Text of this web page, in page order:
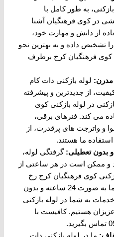
به طور کامل با
در کوی فرهنگیان آشنا
از دانش و مهارت خود،
تشخیص داده و به بهترین نحو
کوی فرهنگیان کرج برطرف
مدرن: لوله بازکنی دات کام
از جدیدترین و پیشرفته
در لوله بازکنی کوی
می ‌کند. فنرهای برقی،
و واترجت‌ های پرقدرت، از
ما هستند.
بدون تعطیلی: گرفتگی لوله،
و ممکن است در هر ساعتی از
کوی فرهنگیان کرج رخ
دهد. به همین دلیل، ما به صورت 24 ساعته و بدون
خدمات به شما در لوله بازکنی
هستیم. کافیست با